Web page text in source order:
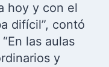
hoy y con el
difícil”, contó
las aulas
y